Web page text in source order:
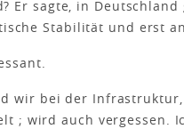
Er sagte, in Deutschland
Stabilität und erst
wir bei der
; wird auch vergessen.